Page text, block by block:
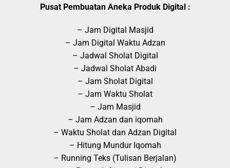
Pusat Pembuatan Aneka Produk Digital :
– Jam Digital Masjid
– Jam Digital Waktu Adzan
– Jadwal Sholat Digital
– Jadwal Sholat Abadi
– Jam Sholat Digital
– Jam Waktu Sholat
– Jam Masjid
– Jam Adzan dan iqomah
– Waktu Sholat dan Adzan Digital
– Hitung Mundur Iqomah
– Running Teks (Tulisan Berjalan)